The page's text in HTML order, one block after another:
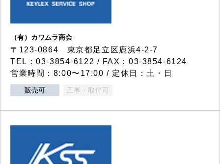
（有）カワムラ商会
〒123-0864 東京都足立区鹿浜4-2-7
TEL：03-3854-6122 / FAX：03-3854-6124
営業時間：8:00〜17:00 / 定休日：土・日
販売可 工事・取付可